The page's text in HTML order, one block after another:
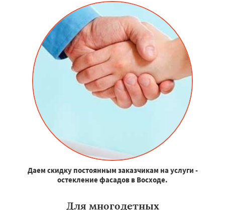
Даем скидку постоянным заказчикам на услуги -
остекление фасадов в Восходе.
Для многодетных